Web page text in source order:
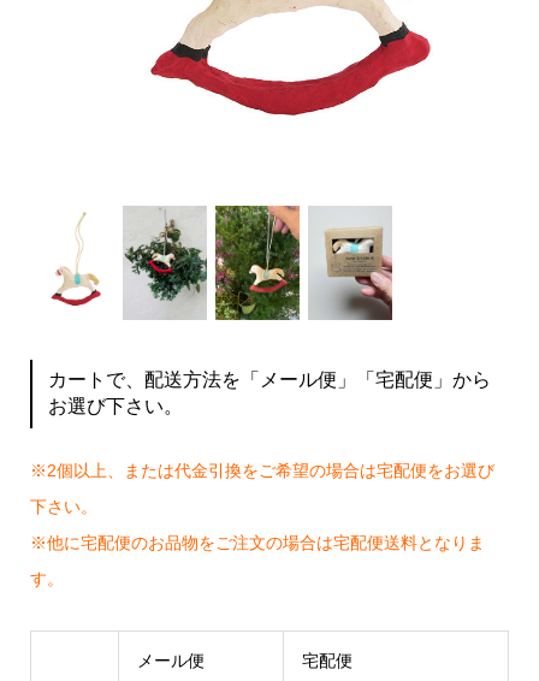
カートで、配送方法を「メール便」「宅配便」から
お選び下さい。
※2個以上、または代金引換をご希望の場合は宅配便をお選び
下さい。
※他に宅配便のお品物をご注文の場合は宅配便送料となりま
す。
メール便 宅配便